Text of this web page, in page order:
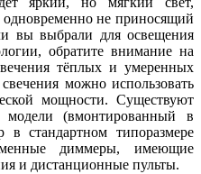
не приносящий
вы выбрали для освещения
обратите внимание на
тёплых и умеренных
можно использовать
мощности. Существуют
модели (вмонтированный в
в стандартном типоразмере
диммеры, имеющие
и дистанционные пульты.